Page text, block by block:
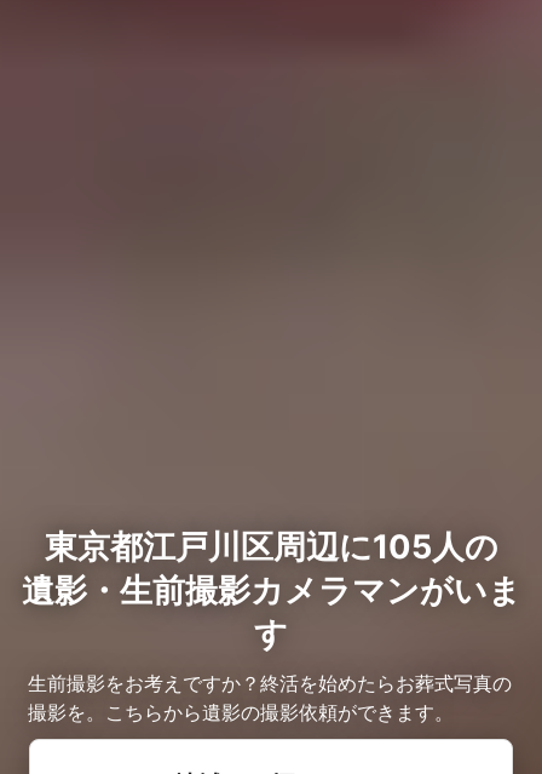
東京都江戸川区周辺に105人の
遺影・生前撮影カメラマンがいま
す
生前撮影をお考えですか？終活を始めたらお葬式写真の
撮影を。こちらから遺影の撮影依頼ができます。